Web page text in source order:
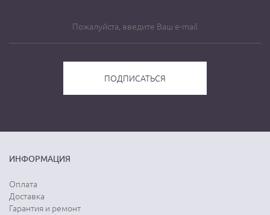
ИНФОРМАЦИЯ
Оплата
Доставка
Гарантия и ремонт